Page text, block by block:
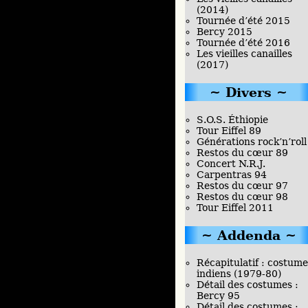
(2014)
Tournée d’été 2015
Bercy 2015
Tournée d’été 2016
Les vieilles canailles
(2017)
Divers
S.O.S. Éthiopie
Tour Eiffel 89
Générations rock’n’roll
Restos du cœur 89
Concert N.R.J.
Carpentras 94
Restos du cœur 97
Restos du cœur 98
Tour Eiffel 2011
Addenda
Récapitulatif :
indiens (1979-80)
Détail des costumes :
Bercy 95